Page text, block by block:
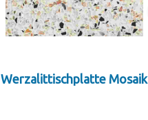
Werzalittischplatte Mosaik